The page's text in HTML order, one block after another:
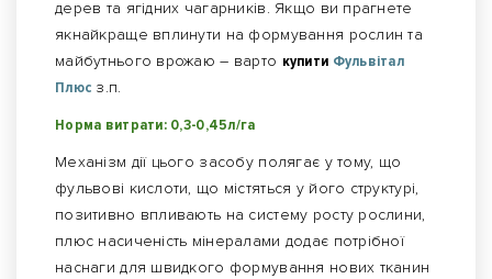
дерев та ягідних чагарників. Якщо ви прагнете
якнайкраще вплинути на формування рослин та
майбутнього врожаю – варто купити Фульвітал
Плюс з.п.
Норма витрати: 0,3-0,45л/га
Механізм дії цього засобу полягає у тому, що
фульвові кислоти, що містяться у його структурі,
позитивно впливають на систему росту рослини,
плюс насиченість мінералами додає потрібної
наснаги для швидкого формування нових тканин